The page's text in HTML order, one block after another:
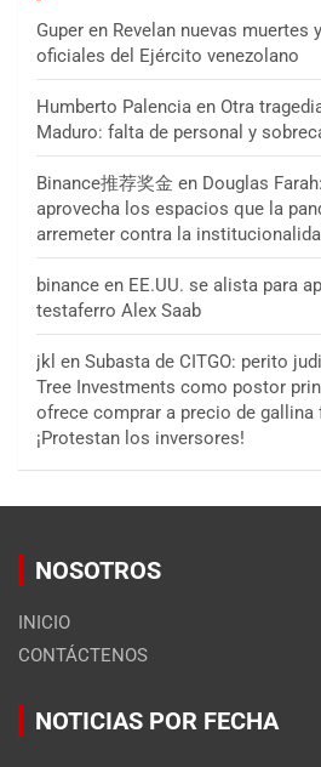
Guper en Revelan nuevas muertes
oficiales del Ejército venezolano
Humberto Palencia en Otra
Maduro: falta de personal y
Binance推荐奖金 en Douglas
aprovecha los espacios que la
arremeter contra la
binance en EE.UU. se alista para
testaferro Alex Saab
jkl en Subasta de CITGO: perito
Tree Investments como postor
ofrece comprar a precio de gallina
¡Protestan los inversores!
NOSOTROS
INICIO
CONTÁCTENOS
NOTICIAS POR FECHA